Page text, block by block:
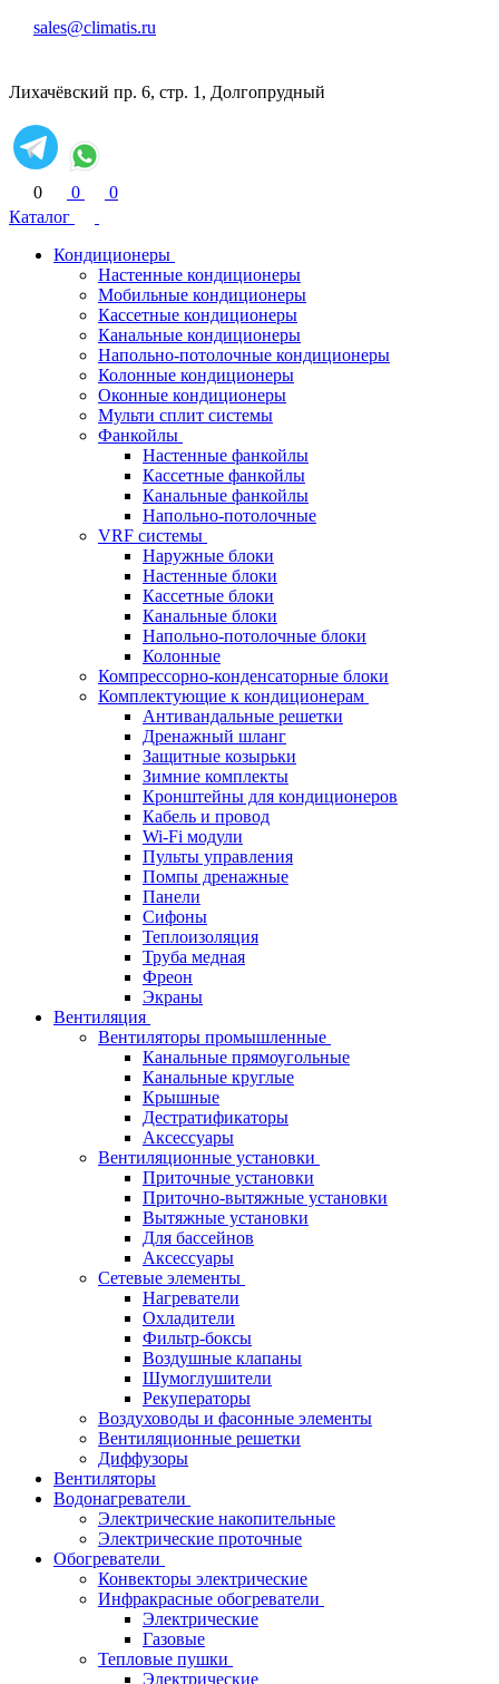
sales@climatis.ru
Лихачёвский пр. 6, стр. 1, Долгопрудный
0 0
0
Каталог
Кондиционеры
Настенные кондиционеры
Мобильные кондиционеры
Кассетные кондиционеры
Канальные кондиционеры
Напольно-потолочные кондиционеры
Колонные кондиционеры
Оконные кондиционеры
Мульти сплит системы
Фанкойлы
Настенные фанкойлы
Кассетные фанкойлы
Канальные фанкойлы
Напольно-потолочные
VRF системы
Наружные блоки
Настенные блоки
Кассетные блоки
Канальные блоки
Напольно-потолочные блоки
Колонные
Компрессорно-конденсаторные блоки
Комплектующие к кондиционерам
Антивандальные решетки
Дренажный шланг
Защитные козырьки
Зимние комплекты
Кронштейны для кондиционеров
Кабель и провод
Wi-Fi модули
Пульты управления
Помпы дренажные
Панели
Сифоны
Теплоизоляция
Труба медная
Фреон
Экраны
Вентиляция
Вентиляторы промышленные
Канальные прямоугольные
Канальные круглые
Крышные
Дестратификаторы
Аксессуары
Вентиляционные установки
Приточные установки
Приточно-вытяжные установки
Вытяжные установки
Для бассейнов
Аксессуары
Сетевые элементы
Нагреватели
Охладители
Фильтр-боксы
Воздушные клапаны
Шумоглушители
Рекуператоры
Воздуховоды и фасонные элементы
Вентиляционные решетки
Диффузоры
Вентиляторы
Водонагреватели
Электрические накопительные
Электрические проточные
Обогреватели
Конвекторы электрические
Инфракрасные обогреватели
Электрические
Газовые
Тепловые пушки
Электрические